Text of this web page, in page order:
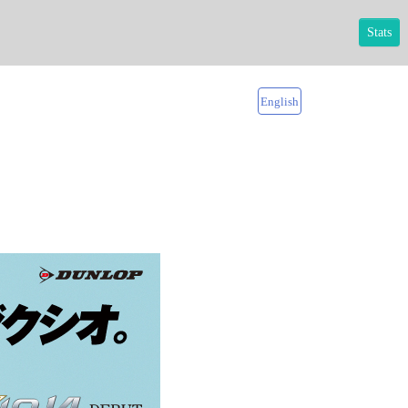
Stats
English